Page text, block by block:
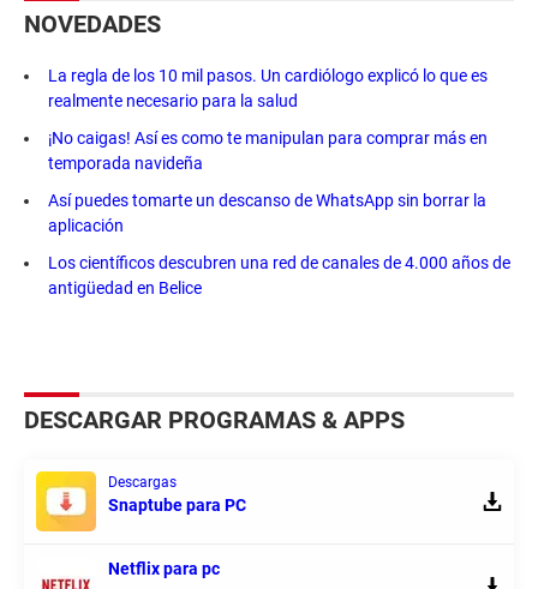
NOVEDADES
La regla de los 10 mil pasos. Un cardiólogo explicó lo que es
realmente necesario para la salud
¡No caigas! Así es como te manipulan para comprar más en
temporada navideña
Así puedes tomarte un descanso de WhatsApp sin borrar la
aplicación
Los científicos descubren una red de canales de 4.000 años de
antigüedad en Belice
DESCARGAR PROGRAMAS & APPS
Descargas
Snaptube para PC
Netflix para pc